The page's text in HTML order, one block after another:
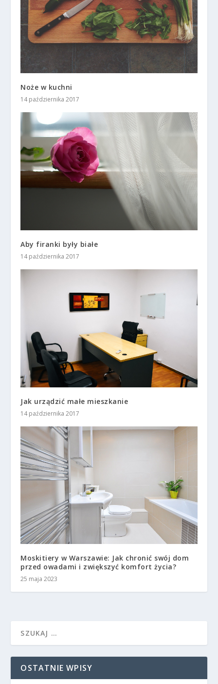
Noże w kuchni
14 października 2017
Aby firanki były białe
14 października 2017
Jak urządzić małe mieszkanie
14 października 2017
Moskitiery w Warszawie: Jak chronić swój dom
przed owadami i zwiększyć komfort życia?
25 maja 2023
OSTATNIE WPISY